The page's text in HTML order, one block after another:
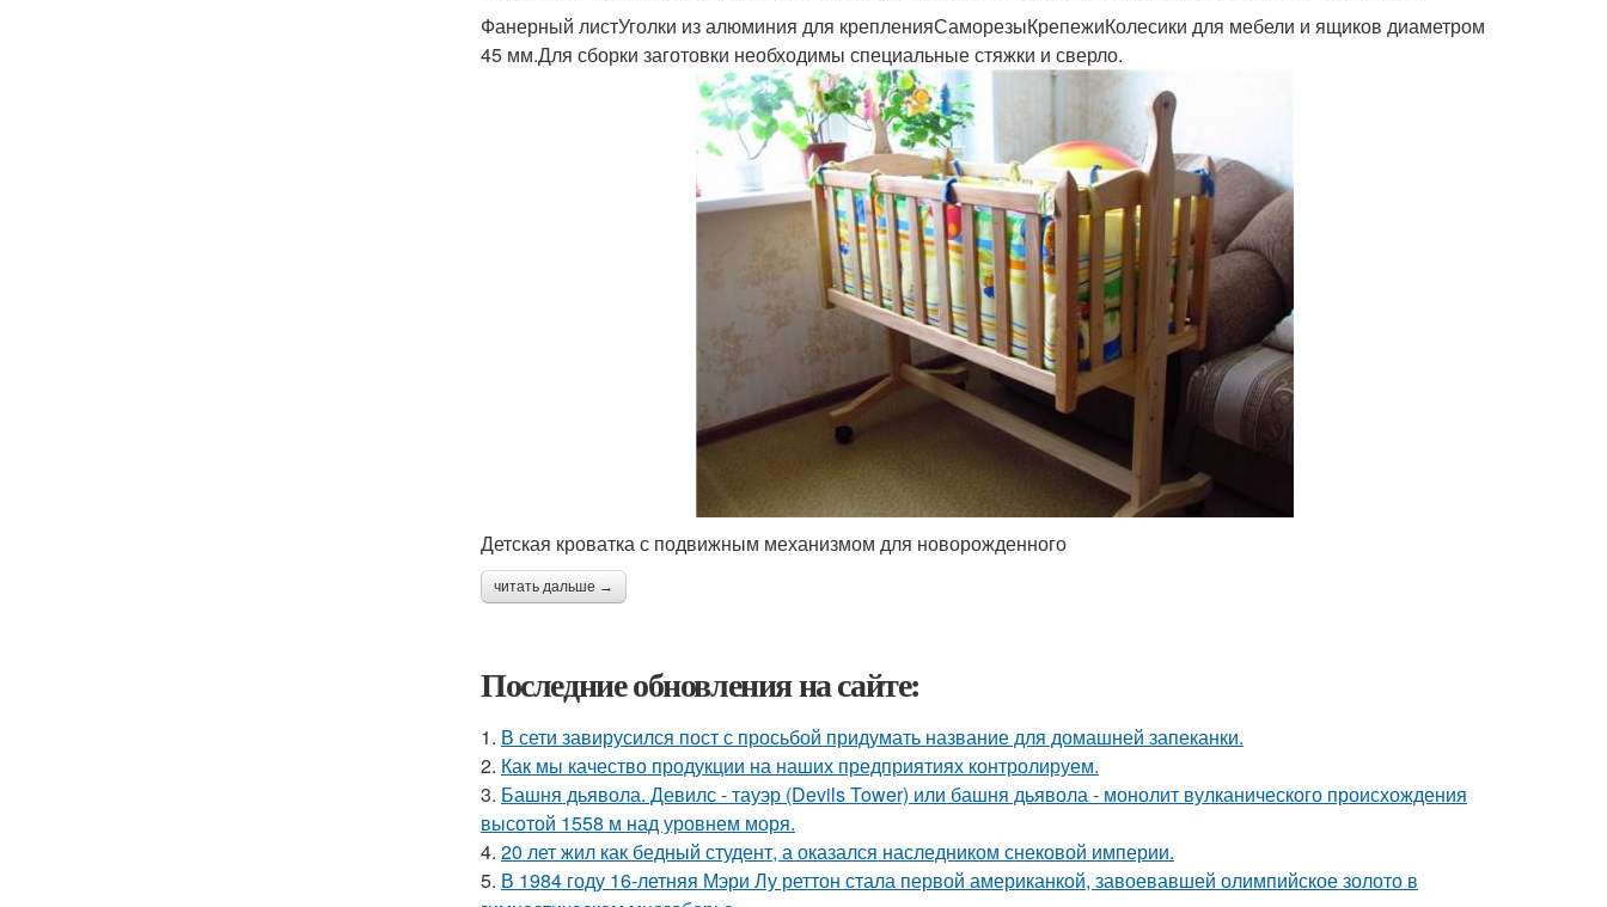
Фанерный листУголки из алюминия для крепленияСаморезыКрепежиКолесики для мебели и ящиков диаметром
45 мм.Для сборки заготовки необходимы специальные стяжки и сверло.
Детская кроватка с подвижным механизмом для новорожденного
читать дальше →
Последние обновления на сайте:
1. В сети завирусился пост с просьбой придумать название для домашней запеканки.
2. Как мы качество продукции на наших предприятиях контролируем.
3. Башня дьявола. Девилс - тауэр (Devils Tower) или башня дьявола - монолит вулканического происхождения
высотой 1558 м над уровнем моря.
4. 20 лет жил как бедный студент, а оказался наследником снековой империи.
5. В 1984 году 16-летняя Мэри Лу реттон стала первой американкой, завоевавшей олимпийское золото в